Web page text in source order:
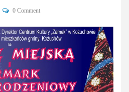
0 Comment